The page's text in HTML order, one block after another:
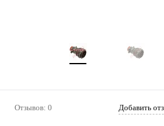
Отзывов: 0 Добавить